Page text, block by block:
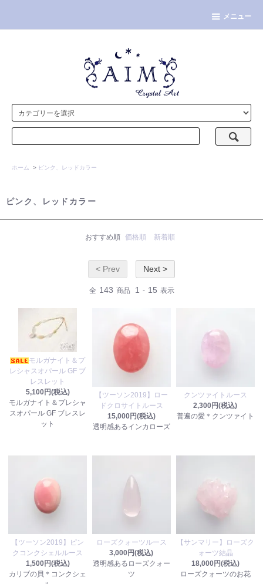
メニュー
ホーム > ピンク、レッドカラー
ピンク、レッドカラー
おすすめ順 価格順 新着順
< Prev Next >
全 143 商品 1 - 15 表示
モルガナイト＆プ
レシャスオパール GF ブ
レスレット
5,100円(税込)
モルガナイト＆プレシャ
スオパール GF ブレスレ
ット
【ツーソン2019】ロー
ドクロサイトルース
15,000円(税込)
透明感あるインカローズ
クンツァイトルース
2,300円(税込)
普遍の愛＊クンツァイト
【ツーソン2019】ピン
クコンクシェルルース
1,500円(税込)
カリブの貝＊コンクシェ
ローズクォーツルース
3,000円(税込)
透明感あるローズクォー
ツ
【サンマリー】ローズク
ォーツ結晶
18,000円(税込)
ローズクォーツのお花